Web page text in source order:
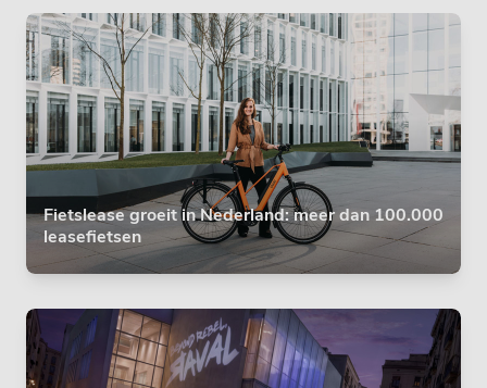
Fietslease groeit in Nederland: meer dan 100.000
leasefietsen